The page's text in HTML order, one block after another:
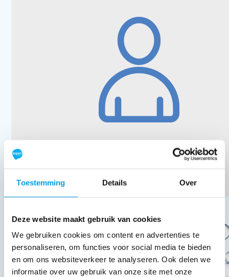
Toestemming Details Over
Deze website maakt gebruik van cookies
We gebruiken cookies om content en advertenties te
personaliseren, om functies voor social media te bieden
en om ons websiteverkeer te analyseren. Ook delen we
informatie over uw gebruik van onze site met onze
Trevor Zoet
Mooi dat je dit doet! heel veel succes